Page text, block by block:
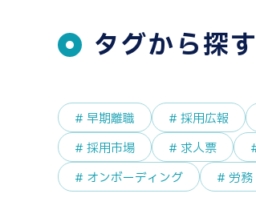
タグから探す
# 早期離職 # 採用広報
# 採用市場
# 求人票
# オンボーディング
# 労務